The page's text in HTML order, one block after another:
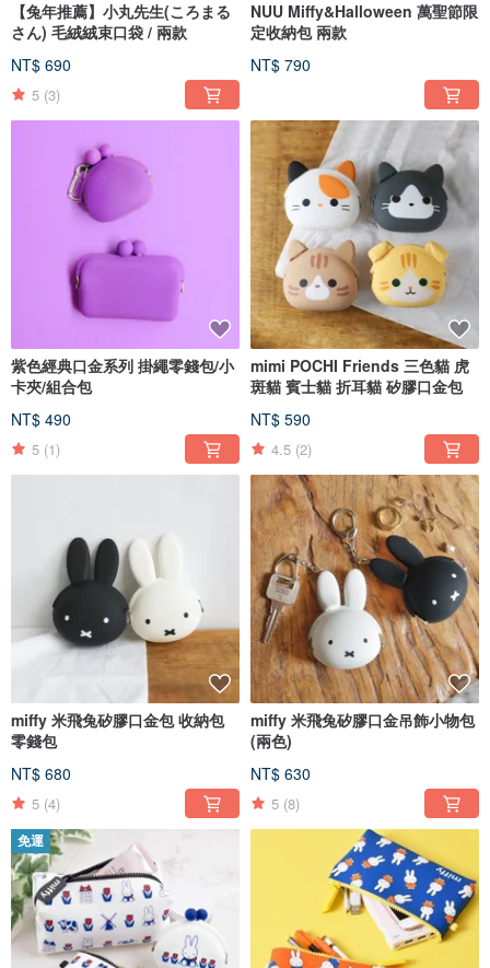
【兔年推薦】小丸先生(ころまる
さん) 毛絨絨束口袋 / 兩款
NT$ 690
5 (3)
NUU Miffy&Halloween 萬聖節限
定收納包 兩款
NT$ 790
紫色經典口金系列 掛繩零錢包/小
卡夾/組合包
NT$ 490
5 (1)
mimi POCHI Friends 三色貓 虎
斑貓 賓士貓 折耳貓 矽膠口金包
NT$ 590
4.5 (2)
miffy 米飛兔矽膠口金包 收納包
零錢包
NT$ 680
5 (4)
miffy 米飛兔矽膠口金吊飾小物包
(兩色)
NT$ 630
5 (8)
免運